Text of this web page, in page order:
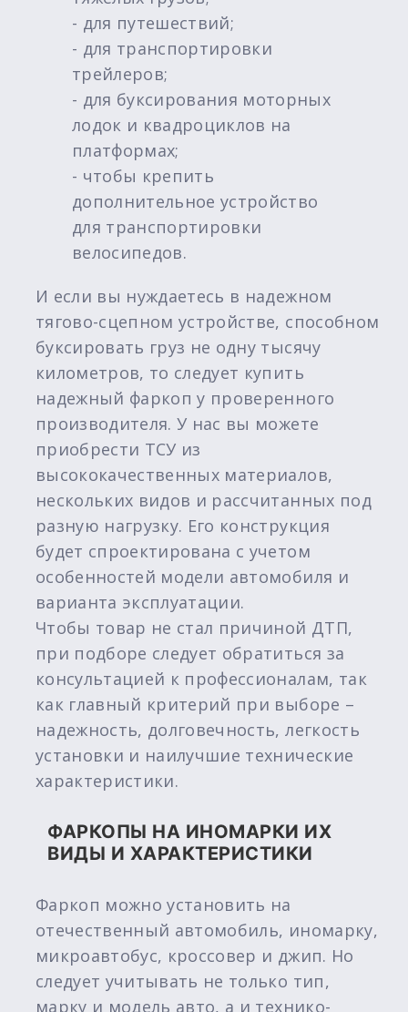
- для путешествий;
- для транспортировки
трейлеров;
- для буксирования моторных
лодок и квадроциклов на
платформах;
- чтобы крепить
дополнительное устройство
для транспортировки
велосипедов.
И если вы нуждаетесь в надежном
тягово-сцепном устройстве, способном
буксировать груз не одну тысячу
километров, то следует купить
надежный фаркоп у проверенного
производителя. У нас вы можете
приобрести ТСУ из
высококачественных материалов,
нескольких видов и рассчитанных под
разную нагрузку. Его конструкция
будет спроектирована с учетом
особенностей модели автомобиля и
варианта эксплуатации.
Чтобы товар не стал причиной ДТП,
при подборе следует обратиться за
консультацией к профессионалам, так
как главный критерий при выборе –
надежность, долговечность, легкость
установки и наилучшие технические
характеристики.
ФАРКОПЫ НА ИНОМАРКИ ИХ
ВИДЫ И ХАРАКТЕРИСТИКИ
Фаркоп можно установить на
отечественный автомобиль, иномарку,
микроавтобус, кроссовер и джип. Но
следует учитывать не только тип,
марку и модель авто, а и технико-